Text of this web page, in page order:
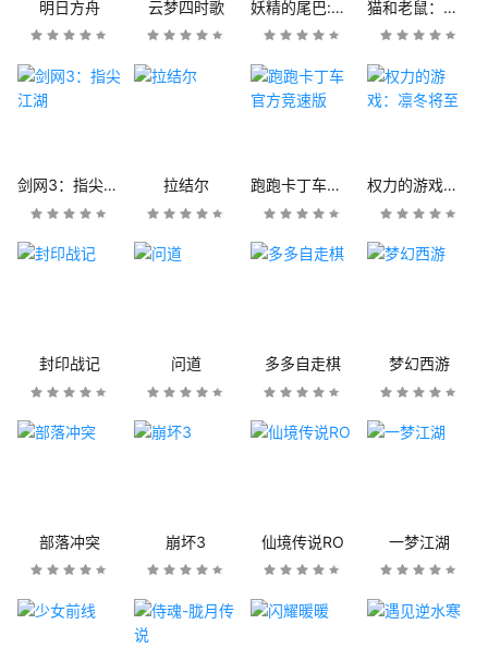
明日方舟 云梦四时歌 妖精的尾巴:魔导少年 猫和老鼠：欢乐互动
剑网3：指尖江湖 拉结尔 跑跑卡丁车官方竞速版 权力的游戏：凛冬将至
封印战记 问道 多多自走棋 梦幻西游
部落冲突 崩坏3 仙境传说RO 一梦江湖